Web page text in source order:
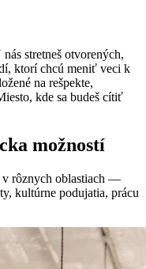
stretneš otvorených,
ktorí chcú meniť veci k
na rešpekte,
kde sa budeš cítiť
možností
rôznych oblastiach —
kultúrne podujatia, prácu